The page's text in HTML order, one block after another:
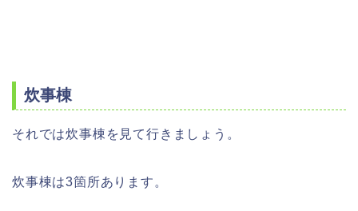
炊事棟
それでは炊事棟を見て行きましょう。
炊事棟は3箇所あります。